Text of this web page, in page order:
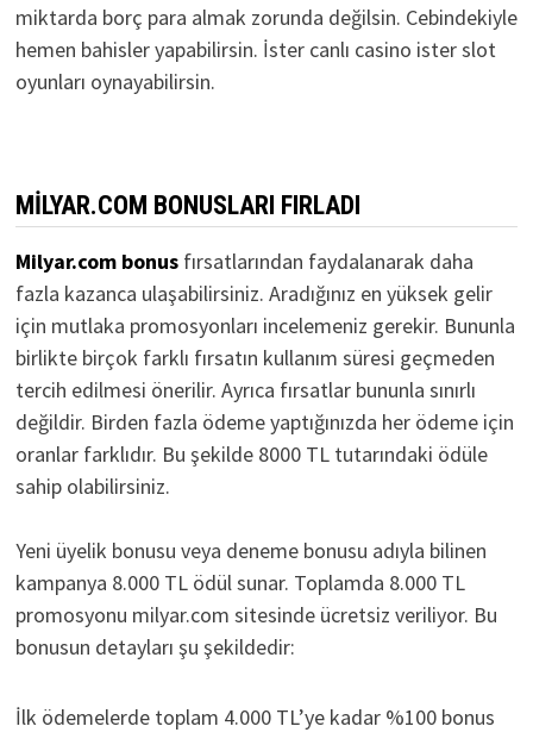
miktarda borç para almak zorunda değilsin. Cebindekiyle
hemen bahisler yapabilirsin. İster canlı casino ister slot
oyunları oynayabilirsin.
MILYAR.COM BONUSLARI FIRLADI
Milyar.com bonus fırsatlarından faydalanarak daha
fazla kazanca ulaşabilirsiniz. Aradığınız en yüksek gelir
için mutlaka promosyonları incelemeniz gerekir. Bununla
birlikte birçok farklı fırsatın kullanım süresi geçmeden
tercih edilmesi önerilir. Ayrıca fırsatlar bununla sınırlı
değildir. Birden fazla ödeme yaptığınızda her ödeme için
oranlar farklıdır. Bu şekilde 8000 TL tutarındaki ödüle
sahip olabilirsiniz.
Yeni üyelik bonusu veya deneme bonusu adıyla bilinen
kampanya 8.000 TL ödül sunar. Toplamda 8.000 TL
promosyonu milyar.com sitesinde ücretsiz veriliyor. Bu
bonusun detayları şu şekildedir:
İlk ödemelerde toplam 4.000 TL’ye kadar %100 bonus